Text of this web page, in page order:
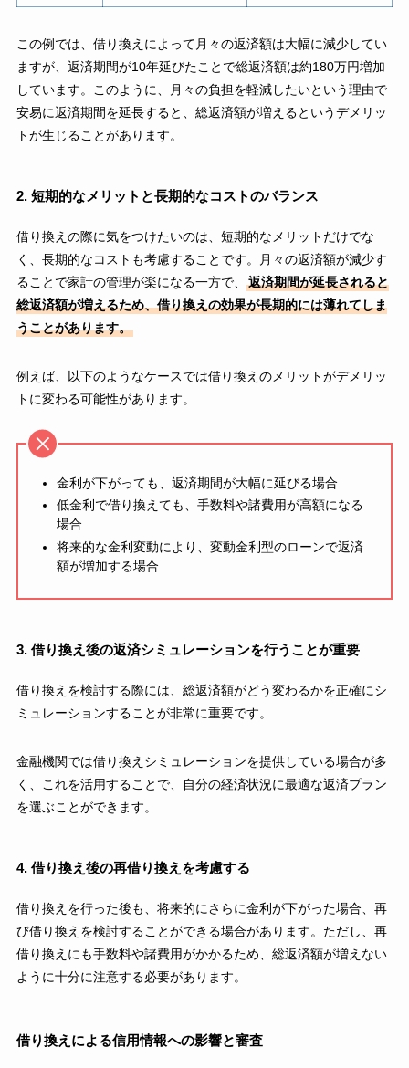
この例では、借り換えによって月々の返済額は大幅に減少してい
ますが、返済期間が10年延びたことで総返済額は約180万円増加
しています。このように、月々の負担を軽減したいという理由で
安易に返済期間を延長すると、総返済額が増えるというデメリッ
トが生じることがあります。
2. 短期的なメリットと長期的なコストのバランス
借り換えの際に気をつけたいのは、短期的なメリットだけでな
く、長期的なコストも考慮することです。月々の返済額が減少す
ることで家計の管理が楽になる一方で、
返済期間が延長されると
総返済額が増えるため、借り換えの効果が長期的には薄れてしま
うことがあります。
例えば、以下のようなケースでは借り換えのメリットがデメリッ
トに変わる可能性があります。
金利が下がっても、返済期間が大幅に延びる場合
低金利で借り換えても、手数料や諸費用が高額になる
場合
将来的な金利変動により、変動金利型のローンで返済
額が増加する場合
3. 借り換え後の返済シミュレーションを行うことが重要
借り換えを検討する際には、総返済額がどう変わるかを正確にシ
ミュレーションすることが非常に重要です。
金融機関では借り換えシミュレーションを提供している場合が多
く、これを活用することで、自分の経済状況に最適な返済プラン
を選ぶことができます。
4. 借り換え後の再借り換えを考慮する
借り換えを行った後も、将来的にさらに金利が下がった場合、再
び借り換えを検討することができる場合があります。ただし、再
借り換えにも手数料や諸費用がかかるため、総返済額が増えない
ように十分に注意する必要があります。
借り換えによる信用情報への影響と審査